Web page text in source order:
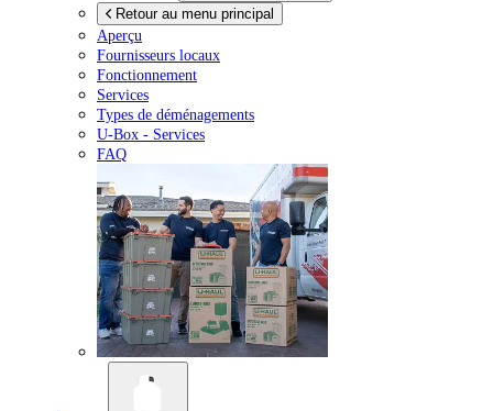
Retour au menu principal
Aperçu
Fournisseurs locaux
Fonctionnement
Services
Types de déménagements
U-Box - Services
FAQ